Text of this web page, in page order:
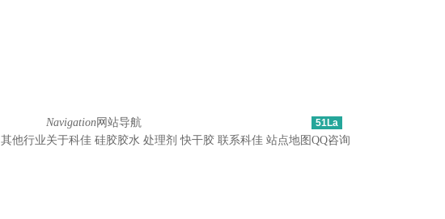
其他行业
Navigation网站导航
关于科佳 硅胶胶水 处理剂 快干胶 联系科佳 站点地图
51La
QQ咨询